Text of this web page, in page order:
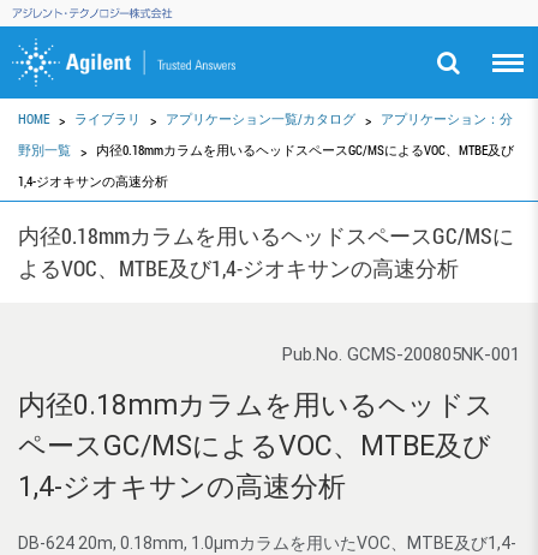
HOME ライブラリ アプリケーション一覧/カタログ
アプリケーション：分
野別一覧
内径0.18mmカラムを用いるヘッドスペースGC/MSによるVOC、MTBE及び
1,4-ジオキサンの高速分析
内径0.18mmカラムを用いるヘッドスペースGC/MSに
よるVOC、MTBE及び1,4-ジオキサンの高速分析
Pub.No. GCMS-200805NK-001
内径0.18mmカラムを用いるヘッドス
ペースGC/MSによるVOC、MTBE及び
1,4-ジオキサンの高速分析
DB-624 20m, 0.18mm, 1.0μmカラムを用いたVOC、MTBE及び1,4-